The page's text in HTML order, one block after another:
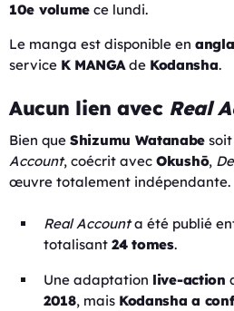
10e volume ce lundi.
Le manga est disponible en
service K MANGAde Kodansha.
Aucun lien avec Real
Bien que Shizumu Watanabe
Account, coécrit avec Okushō,
œuvre totalement indépendante.
Real Accounta été publié
totalisant 24 tomes.
Une adaptation live-action
2018, mais Kodansha a